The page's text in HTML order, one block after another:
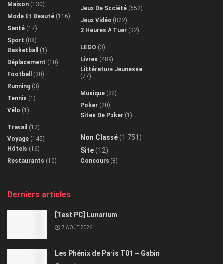
Maison (130)
Mode Et Beauté (116)
Santé (17)
Sport (88)
Basketball
(1)
Déplacement (10)
Football
(30)
Running (3)
Tennis (1)
Vélo (1)
Travail (12)
Voyage (145)
Hôtels (16)
Restaurants (10)
Jeux De Société (652)
Jeux Vidéo (822)
2 Heures À Tuer (32)
LEGO (3)
Livres (489)
Littérature Jeunesse
(77)
Musique (22)
Poker (20)
Sites De Poker (1)
Non Classé(1 751)
Site(12)
Concours (8)
Derniers articles
[Test PC] Lunarium
7 AOÛT 2026
Les Phénix de Paris T01 – Gabin